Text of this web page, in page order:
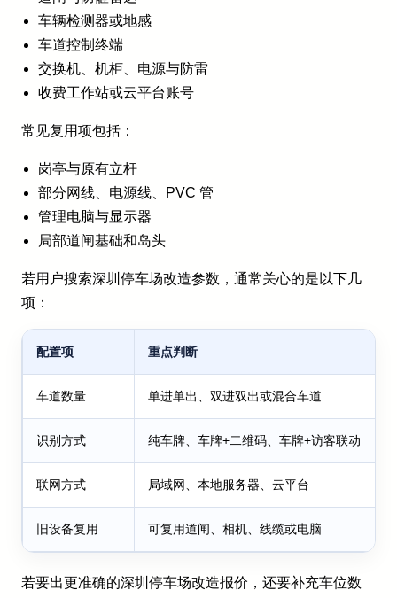
车辆检测器或地感
车道控制终端
交换机、机柜、电源与防雷
收费工作站或云平台账号
常见复用项包括：
岗亭与原有立杆
部分网线、电源线、PVC 管
管理电脑与显示器
局部道闸基础和岛头
若用户搜索深圳停车场改造参数，通常关心的是以下几
项：
配置项 重点判断
车道数量 单进单出、双进双出或混合车道
识别方式 纯车牌、车牌+二维码、车牌+访客联动
联网方式 局域网、本地服务器、云平台
旧设备复用 可复用道闸、相机、线缆或电脑
若要出更准确的深圳停车场改造报价，还要补充车位数